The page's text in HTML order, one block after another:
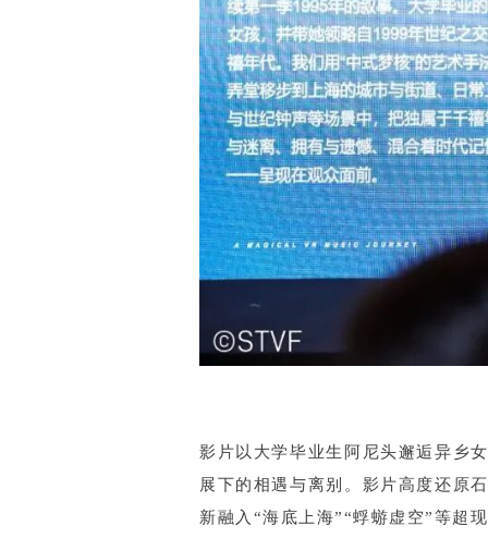
影片以大学毕业生阿尼头邂逅异乡
展下的相遇与离别。影片高度还原
新融入“海底上海”“蜉蝣虚空”等超